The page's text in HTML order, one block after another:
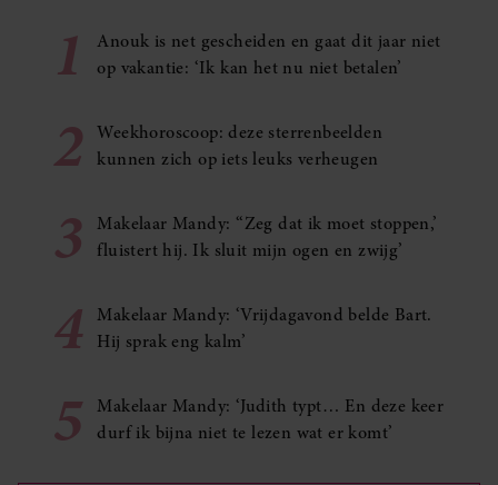
1
Anouk is net gescheiden en gaat dit jaar niet
op vakantie: ‘Ik kan het nu niet betalen’
2
Weekhoroscoop: deze sterrenbeelden
kunnen zich op iets leuks verheugen
3
Makelaar Mandy: ‘‘Zeg dat ik moet stoppen,’
fluistert hij. Ik sluit mijn ogen en zwijg’
4
Makelaar Mandy: ‘Vrijdagavond belde Bart.
Hij sprak eng kalm’
5
Makelaar Mandy: ‘Judith typt… En deze keer
durf ik bijna niet te lezen wat er komt’